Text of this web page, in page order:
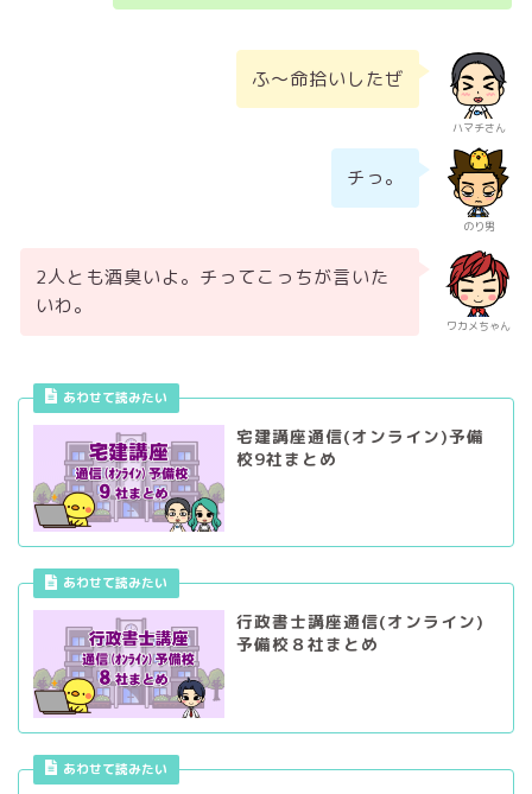
ハマチさん
ふ～命拾いしたぜ
のり男
チっ。
ワカメちゃん
2人とも酒臭いよ。チってこっちが言いた
いわ。
あわせて読みたい
宅建講座通信(オンライン)予備
校9社まとめ
あわせて読みたい
行政書士講座通信(オンライン)
予備校８社まとめ
あわせて読みたい